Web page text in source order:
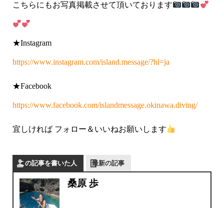
こちらにもお写真掲載させて頂いております
★Instagram
https://www.instagram.com/island.message/?hl=ja
★Facebook
https://www.facebook.com/islandmessage.okinawa.diving/
宜しければ フォロー＆いいねお願いします
この記事を書いた人 最新の記事
桑原 歩